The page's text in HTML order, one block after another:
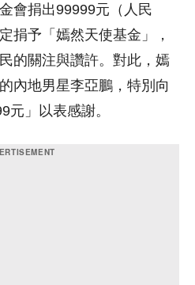
會捐出99999元（人民
捐予「嫣然天使基金」，
的關注與讚許。對此，嫣
內地男星李亞鵬，特別向
元」以表感謝。